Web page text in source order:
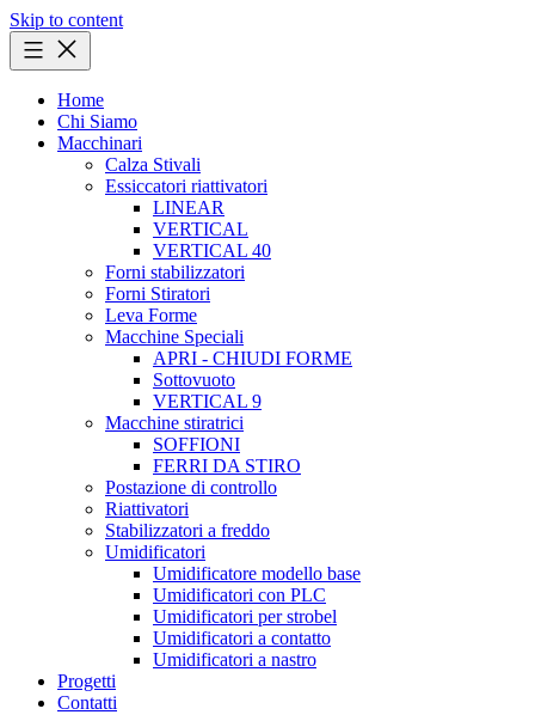
Skip to content
Home
Chi Siamo
Macchinari
Calza Stivali
Essiccatori riattivatori
LINEAR
VERTICAL
VERTICAL 40
Forni stabilizzatori
Forni Stiratori
Leva Forme
Macchine Speciali
APRI - CHIUDI FORME
Sottovuoto
VERTICAL 9
Macchine stiratrici
SOFFIONI
FERRI DA STIRO
Postazione di controllo
Riattivatori
Stabilizzatori a freddo
Umidificatori
Umidificatore modello base
Umidificatori con PLC
Umidificatori per strobel
Umidificatori a contatto
Umidificatori a nastro
Progetti
Contatti